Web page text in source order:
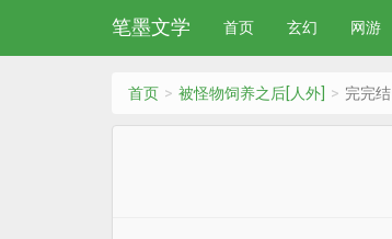
笔墨文学 首页 玄幻 网游
首页 被怪物饲养之后[人外] 完完结